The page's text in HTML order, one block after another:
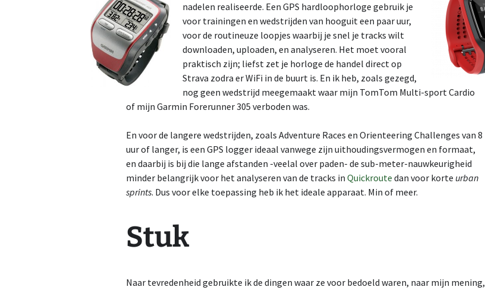
nadelen realiseerde. Een GPS hardloophorloge gebruik je
voor trainingen en wedstrijden van hooguit een paar uur,
voor de routineuze loopjes waarbij je snel je tracks wilt
downloaden, uploaden, en analyseren. Het moet vooral
praktisch zijn; liefst zet je horloge de handel direct op
Strava zodra er WiFi in de buurt is. En ik heb, zoals gezegd,
nog geen wedstrijd meegemaakt waar mijn TomTom Multi-sport Cardio
of mijn Garmin Forerunner 305 verboden was.
En voor de langere wedstrijden, zoals Adventure Races en Orienteering Challenges van 8
uur of langer, is een GPS logger ideaal vanwege zijn uithoudingsvermogen en formaat,
en daarbij is bij die lange afstanden -veelal over paden- de sub-meter-nauwkeurigheid
minder belangrijk voor het analyseren van de tracks in Quickroute dan voor korte urban
sprints. Dus voor elke toepassing heb ik het ideale apparaat. Min of meer.
Stuk
Naar tevredenheid gebruikte ik de dingen waar ze voor bedoeld waren, naar mijn mening,